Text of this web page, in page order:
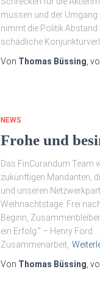
müssen und der
nimmt die Politik
schädliche
Von Thomas Büssing ,
NEWS
Frohe und
Das FinCurandum Team
zukünftigen Mandanten,
und unseren
Weihnachtstage. Frei
Beginn,
ein Erfolg.“ – Henry Ford
Zusammenarbeit,
Von Thomas Büssing ,